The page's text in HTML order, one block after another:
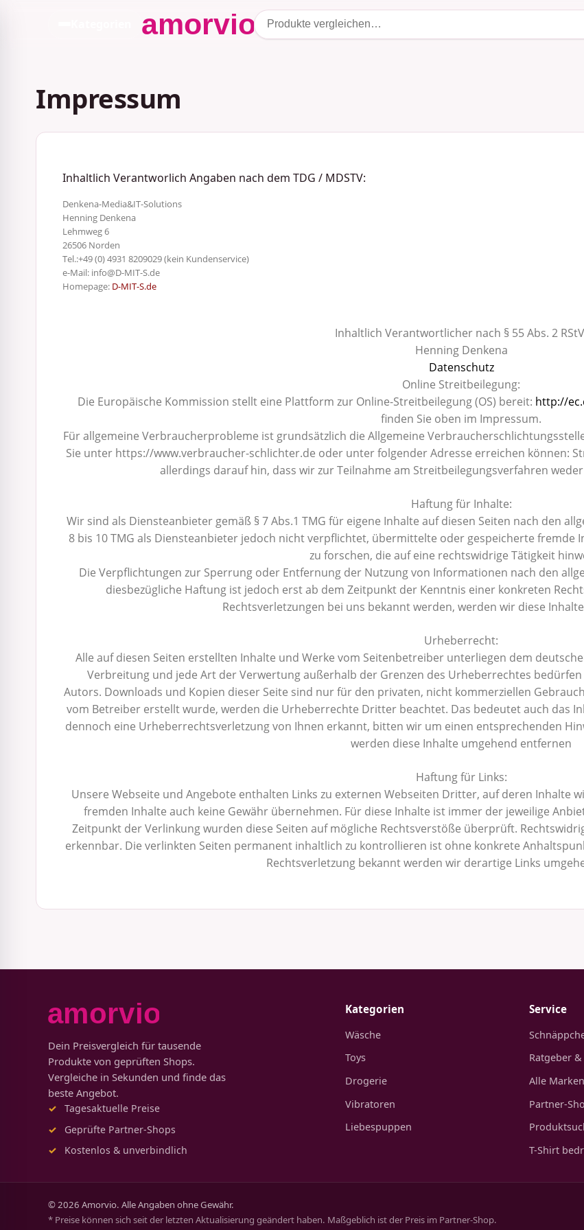
Impressum
Inhaltlich Verantworlich Angaben nach dem TDG / MDSTV:
Denkena-Media&IT-Solutions
Henning Denkena
Lehmweg 6
26506 Norden
Tel.:+49 (0) 4931 8209029 (kein Kundenservice)
e-Mail: info@D-MIT-S.de
Homepage: D-MIT-S.de
Inhaltlich Verantwortlicher nach § 55 Abs. 2
Henning Denkena
Datenschutz
Online Streitbeilegung:
Die Europäische Kommission stellt eine Plattform zur Online-Streitbeilegung (OS) bereit: http://
finden Sie oben im Impressum.
Für allgemeine Verbraucherprobleme ist grundsätzlich die Allgemeine
Sie unter https://www.verbraucher-schlichter.de oder unter folgender Adresse erreichen können:
allerdings darauf hin, dass wir zur Teilnahme am Streitbeilegungsverfahren
Haftung für Inhalte:
Wir sind als Diensteanbieter gemäß § 7 Abs.1 TMG für eigene Inhalte auf diesen Seiten nach den
8 bis 10 TMG als Diensteanbieter jedoch nicht verpflichtet, übermittelte oder gespeicherte
zu forschen, die auf eine rechtswidrige Tätigkeit
Die Verpflichtungen zur Sperrung oder Entfernung der Nutzung von Informationen nach den
diesbezügliche Haftung ist jedoch erst ab dem Zeitpunkt der Kenntnis einer konkreten
Rechtsverletzungen bei uns bekannt werden, werden wir diese
Urheberrecht:
Alle auf diesen Seiten erstellten Inhalte und Werke vom Seitenbetreiber unterliegen dem
Verbreitung und jede Art der Verwertung außerhalb der Grenzen des Urheberrechtes
Autors. Downloads und Kopien dieser Seite sind nur für den privaten, nicht kommerziellen
vom Betreiber erstellt wurde, werden die Urheberrechte Dritter beachtet. Das bedeutet auch das
dennoch eine Urheberrechtsverletzung von Ihnen erkannt, bitten wir um einen entsprechenden
werden diese Inhalte umgehend entfernen
Haftung für Links:
Unsere Webseite und Angebote enthalten Links zu externen Webseiten Dritter, auf deren Inhalte
fremden Inhalte auch keine Gewähr übernehmen. Für diese Inhalte ist immer der jeweilige
Zeitpunkt der Verlinkung wurden diese Seiten auf mögliche Rechtsverstöße überprüft.
erkennbar. Die verlinkten Seiten permanent inhaltlich zu kontrollieren ist ohne konkrete
Rechtsverletzung bekannt werden wir derartige Links
Dein Preisvergleich für tausende
Produkte von geprüften Shops.
Vergleiche in Sekunden und finde das
beste Angebot.
Tagesaktuelle Preise
Geprüfte Partner-Shops
Kostenlos & unverbindlich
Kategorien
Wäsche
Toys
Drogerie
Vibratoren
Liebespuppen
Service
Ratgeber
Alle Marken
Partner-
T-Shirt
© 2026 Amorvio. Alle Angaben ohne Gewähr.
* Preise können sich seit der letzten Aktualisierung geändert haben. Maßgeblich ist der Preis im Partner-Shop.